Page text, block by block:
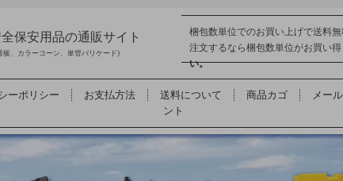
保安用品の通販サイト
、カラーコーン、単管バリケード)
梱包数単位でのお買い上げで送料
注文するなら梱包数単位がお買
い。
ーポリシー お支払方法 送料について 商品カゴ
メー
ント